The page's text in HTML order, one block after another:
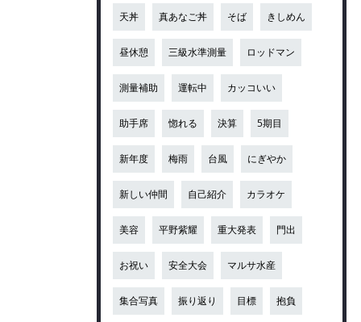
天丼 真あなご丼 そば きしめん
昼休憩 三級水準測量 ロッドマン
測量補助 運転中 カッコいい
助手席 惚れる 決算 5期目
新年度 梅雨 台風 にぎやか
新しい仲間 自己紹介 カラオケ
美容 平野紫耀 重大発表 門出
お祝い 安全大会 マルサ水産
集合写真 振り返り 目標 抱負